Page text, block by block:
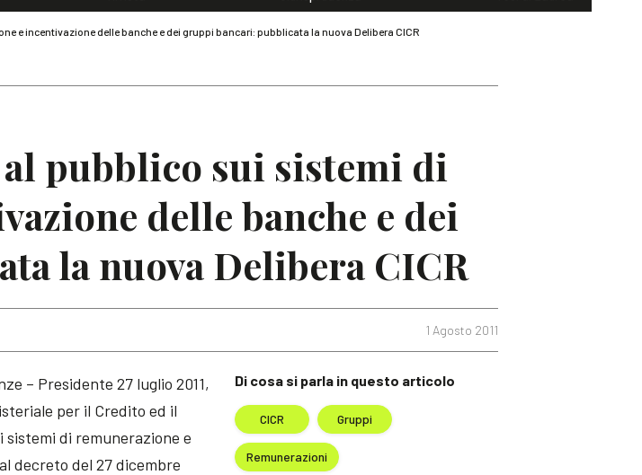
e incentivazione delle banche e dei gruppi bancari: pubblicata la nuova Delibera CICR
pubblico sui sistemi di
delle banche e dei
la nuova Delibera CICR
1 Agosto 2011
– Presidente 27 luglio 2011,
per il Credito ed il
di remunerazione e
decreto del 27 dicembre
Di cosa si parla in questo articolo
CICR Gruppi
Remunerazioni